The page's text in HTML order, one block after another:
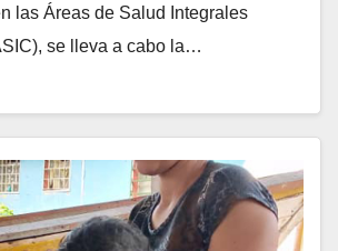
las Áreas de Salud Integrales
se lleva a cabo la…